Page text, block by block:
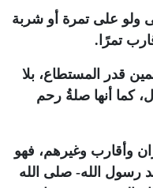
ولو على تمرة أو شربة
تمرًا.
قدر المستطاع، بلا
كما أنها صلةُ رحم
وأقارب وغيرهم، فهو
رسول الله- صلى الله